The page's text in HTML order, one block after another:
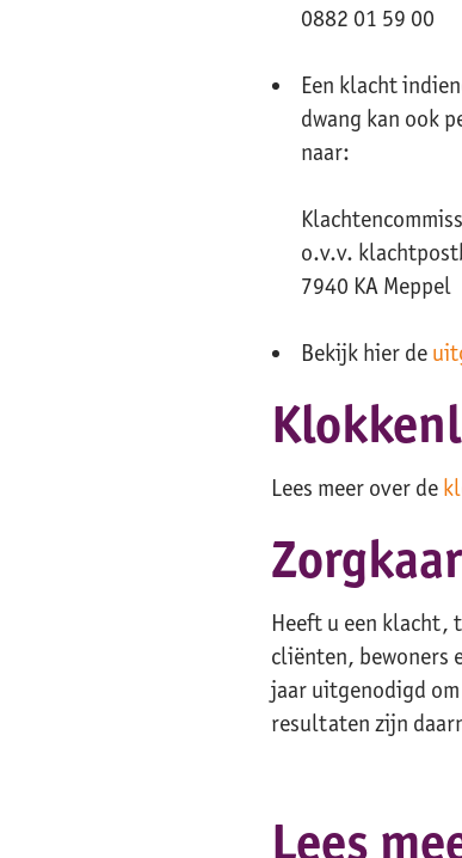
0882 01 59 00
Een klacht
dwang kan ook
naar:
o.v.v.
7940 KA Meppel
Bekijk hier de
Lees meer over de
Heeft u een klacht,
cliënten, bewoners
jaar uitgenodigd
resultaten zijn
Lees